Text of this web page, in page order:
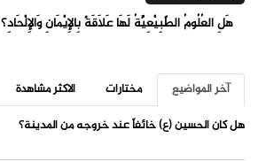
هَلِ العُلُومُ الطّبِيْعِيَّةُ لَهَا عَلَاقَةٌ بِالإِيْمَانِ وَالإِلْحَادِ؟
آخر المواضيع مختارات
الاكثر مشاهدة
هل كان الحسين (ع) خائفاً عند خروجه من المدينة؟